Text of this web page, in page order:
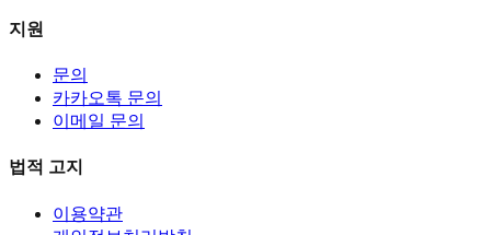
지원
문의
카카오톡 문의
이메일 문의
법적 고지
이용약관